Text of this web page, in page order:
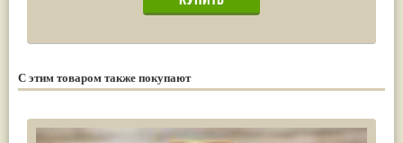
С этим товаром также покупают